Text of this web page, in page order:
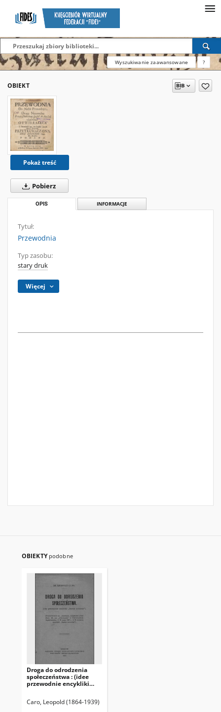
Wyszukiwanie zaawansowane ?
OBIEKT
Pokaż treść
Pobierz
OPIS INFORMACJE
Tytuł:
Przewodnia
Typ zasobu:
stary druk
Więcej
OBIEKTY podobne
Droga do odrodzenia
społeczeństwa : (idee
przewodnie encykliki
Caro, Leopold (1864-1939)